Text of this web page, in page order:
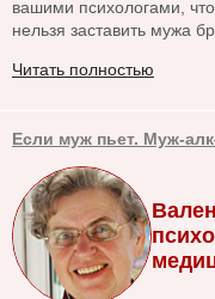
вашими психологами,
нельзя заставить мужа
Читать полностью
Если муж пьет. Муж-